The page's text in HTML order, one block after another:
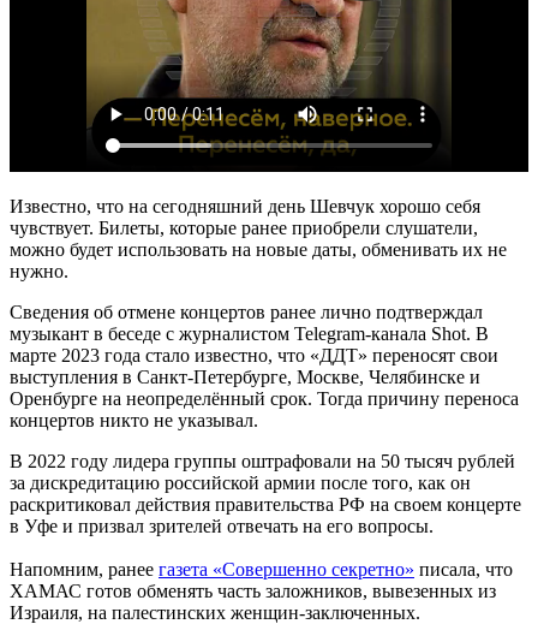
Известно, что на сегодняшний день Шевчук хорошо себя
чувствует. Билеты, которые ранее приобрели слушатели,
можно будет использовать на новые даты, обменивать их не
нужно.
Сведения об отмене концертов ранее лично подтверждал
музыкант в беседе с журналистом Telegram-канала Shot. В
марте 2023 года стало известно, что «ДДТ» переносят свои
выступления в Санкт-Петербурге, Москве, Челябинске и
Оренбурге на неопределённый срок. Тогда причину переноса
концертов никто не указывал.
В 2022 году лидера группы оштрафовали на 50 тысяч рублей
за дискредитацию российской армии после того, как он
раскритиковал действия правительства РФ на своем концерте
в Уфе и призвал зрителей отвечать на его вопросы.
Напомним, ранее газета «Совершенно секретно» писала, что
ХАМАС готов обменять часть заложников, вывезенных из
Израиля, на палестинских женщин-заключенных.